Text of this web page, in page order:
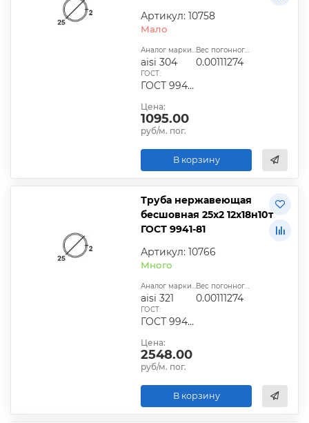
Артикул: 10758
Мало
Аналог марки стали:
aisi 304
Вес погонного метра, т.:
0.00111274
ГОСТ:
ГОСТ 9940-81, ГОСТ 9941-81, ГОСТ 24030-80, ГОСТ 10498-82
Цена:
1095.00
руб/м. пог.
В корзину
Труба нержавеющая
бесшовная 25х2 12х18н10т
ГОСТ 9941-81
Артикул: 10766
Много
Аналог марки стали:
aisi 321
Вес погонного метра, т.:
0.00111274
ГОСТ:
ГОСТ 9940-81, ГОСТ 9941-81, ГОСТ 24030-80, ГОСТ 10498-82
Цена:
2548.00
руб/м. пог.
В корзину